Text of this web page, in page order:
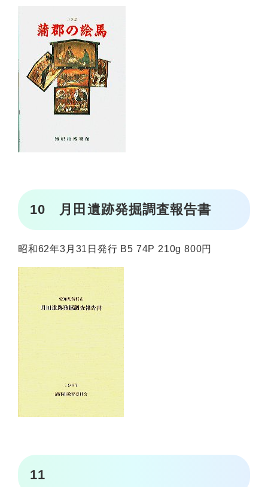
10 月田遺跡発掘調査報告書
昭和62年3月31日発行 B5 74P 210g 800円
11